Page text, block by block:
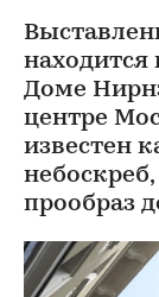
Доме
центре
известен
прообраз